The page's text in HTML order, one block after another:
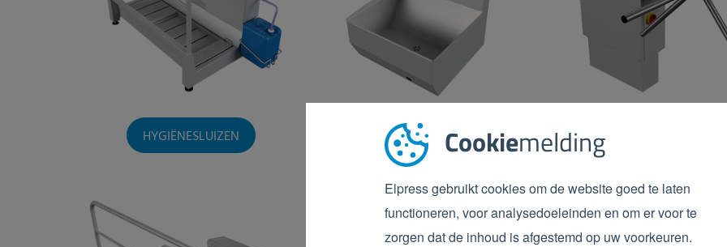
Cookiemelding
Elpress gebruikt cookies om de website goed te laten
functioneren, voor analysedoeleinden en om er voor te
zorgen dat de inhoud is afgestemd op uw voorkeuren.
HYGIËNESLUIZEN HANDENREINIGING